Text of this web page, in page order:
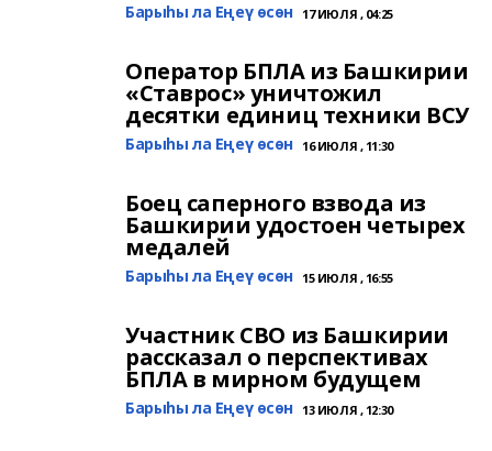
Барыһы ла Еңеү өсөн 17 ИЮЛЯ , 04:25
Оператор БПЛА из Башкирии
«Ставрос» уничтожил
десятки единиц техники ВСУ
Барыһы ла Еңеү өсөн 16 ИЮЛЯ , 11:30
Боец саперного взвода из
Башкирии удостоен четырех
медалей
Барыһы ла Еңеү өсөн 15 ИЮЛЯ , 16:55
Участник СВО из Башкирии
рассказал о перспективах
БПЛА в мирном будущем
Барыһы ла Еңеү өсөн 13 ИЮЛЯ , 12:30